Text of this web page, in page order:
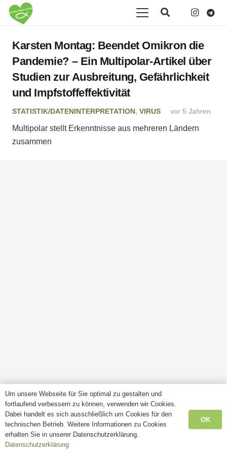
Karsten Montag: Beendet Omikron die
Pandemie? – Ein Multipolar-Artikel über
Studien zur Ausbreitung, Gefährlichkeit
und Impfstoffeffektivität
STATISTIK/DATENINTERPRETATION, VIRUS vor 5 Jahren
Multipolar stellt Erkenntnisse aus mehreren Ländern
zusammen
Um unsere Webseite für Sie optimal zu gestalten und
fortlaufend verbessern zu können, verwenden wir Cookies.
Dabei handelt es sich ausschließlich um Cookies für den
technischen Betrieb. Weitere Informationen zu Cookies
erhalten Sie in unserer Datenschutzerklärung.
Datenschutzerklärung
OK